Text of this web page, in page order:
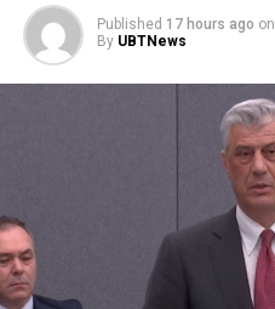
Published 17 hours ago on
By UBTNews